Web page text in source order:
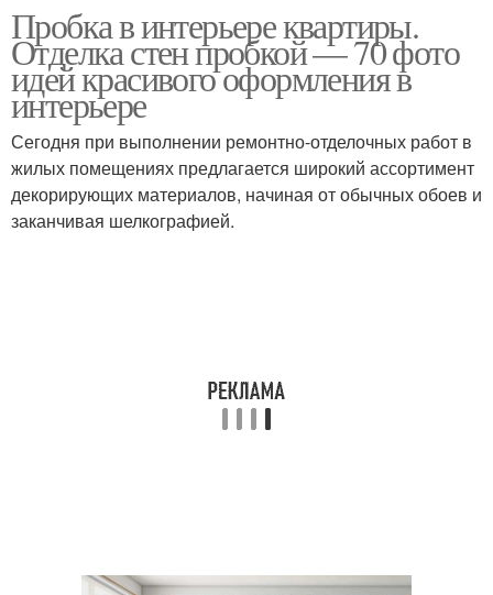
Пробковые покрытия
Пробка в интерьере квартиры.
Отделка стен пробкой — 70 фото
идей красивого оформления в
интерьере
Сегодня при выполнении ремонтно-отделочных работ в
жилых помещениях предлагается широкий ассортимент
декорирующих материалов, начиная от обычных обоев и
заканчивая шелкографией.